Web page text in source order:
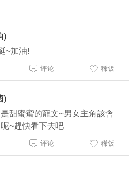
)
~加油!
评论 稀饭
)
甜蜜蜜的寵文~男女主角該會
~趕快看下去吧
评论 稀饭